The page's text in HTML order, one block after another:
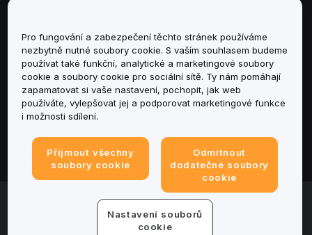
Služby
podpora
Produkty
Právní informace
© 2025-2026 Bybit.eu. All rights reserved.
Podmínky poskytování služeb
| Podmínky ochrany
Centrum předvoleb souborů
Pro fungování a zabezpečení těchto stránek používáme
nezbytně nutné soubory cookie. S vaším souhlasem budeme
používat také funkční, analytické a marketingové soubory
cookie a soubory cookie pro sociální sítě. Ty nám pomáhají
zapamatovat si vaše nastavení, pochopit, jak web
používáte, vylepšovat jej a podporovat marketingové funkce
i možnosti sdílení.
Přijmout všechny
soubory cookie
Odmítnout
dodatečné soubory
cookie
Nastavení souborů
cookie